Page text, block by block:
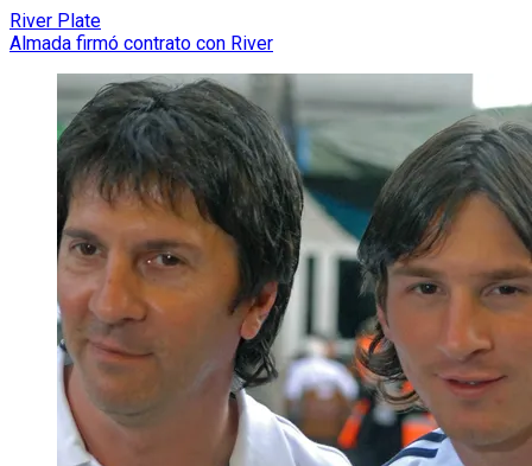
River Plate
Almada firmó contrato con River